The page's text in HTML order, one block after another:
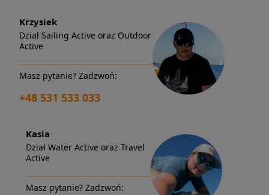
Krzysiek
Dział Sailing Active oraz Outdoor
Active
Masz pytanie? Zadzwoń:
+48 531 533 033
Kasia
Dział Water Active oraz Travel
Active
Masz pytanie? Zadzwoń: